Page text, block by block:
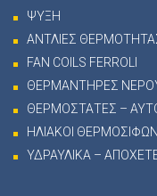
ΨΥΞΗ
ΑΝΤΛΙΕΣ
FAN COILS FERROLI
ΘΕΡΜΑΝΤΗΡΕΣ ΝΕΡΟΥ
ΘΕΡΜΟΣΤΑΤΕΣ –
ΗΛΙΑΚΟΙ
ΥΔΡΑΥΛΙΚΑ –